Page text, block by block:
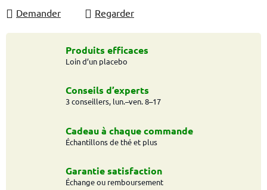
Demander Regarder
Produits efficaces
Loin d’un placebo
Conseils d’experts
3 conseillers, lun.–ven. 8–17
Cadeau à chaque commande
Échantillons de thé et plus
Garantie satisfaction
Échange ou remboursement